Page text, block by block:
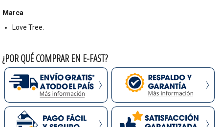
Marca
Love Tree.
¿POR QUÉ COMPRAR EN E-FAST?